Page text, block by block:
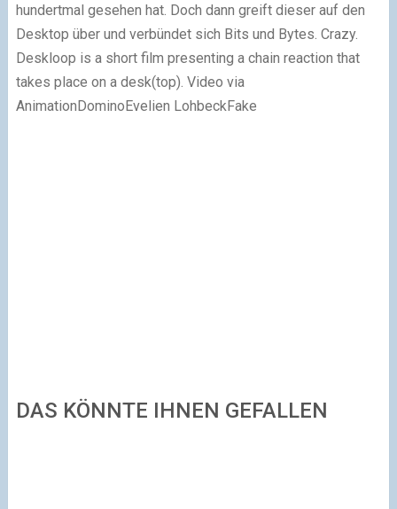
hundertmal gesehen hat. Doch dann greift dieser auf den
Desktop über und verbündet sich Bits und Bytes. Crazy.
Deskloop is a short film presenting a chain reaction that
takes place on a desk(top). Video via
AnimationDominoEvelien LohbeckFake
DAS KÖNNTE IHNEN GEFALLEN